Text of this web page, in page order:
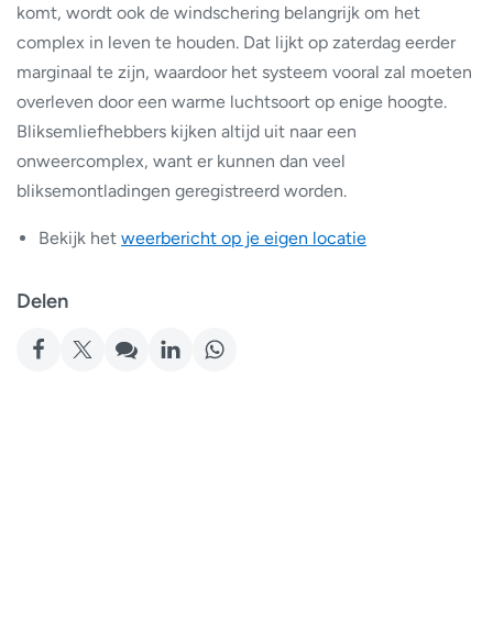
komt, wordt ook de windschering belangrijk om het
complex in leven te houden. Dat lijkt op zaterdag eerder
marginaal te zijn, waardoor het systeem vooral zal moeten
overleven door een warme luchtsoort op enige hoogte.
Bliksemliefhebbers kijken altijd uit naar een
onweercomplex, want er kunnen dan veel
bliksemontladingen geregistreerd worden.
Bekijk het weerbericht op je eigen locatie
Delen